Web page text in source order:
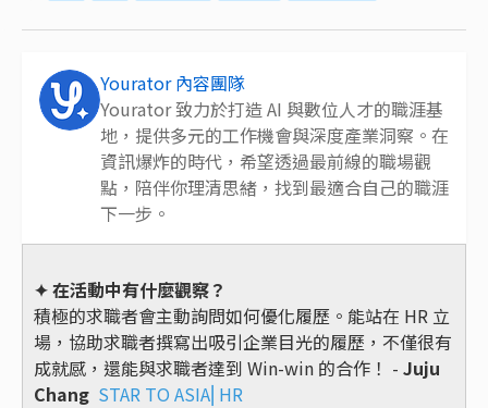
Yourator 內容團隊
Yourator 致力於打造 AI 與數位人才的職涯基
地，提供多元的工作機會與深度產業洞察。在
資訊爆炸的時代，希望透過最前線的職場觀
點，陪伴你理清思緒，找到最適合自己的職涯
下一步。
✦ 在活動中有什麼觀察？
積極的求職者會主動詢問如何優化履歷。能站在 HR 立
場，協助求職者撰寫出吸引企業目光的履歷，不僅很有
成就感，還能與求職者達到 Win-win 的合作！ - Juju
Chang STAR TO ASIA⎜HR